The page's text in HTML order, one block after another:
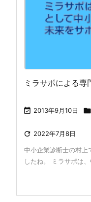
ミラサポによる専
 2013年9月10日 
 2022年7月8日
中小企業診断士の村上
したね。 ミラサポは